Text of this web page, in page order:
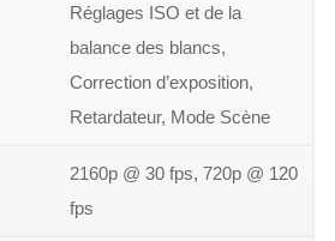
Réglages ISO et de la
balance des blancs,
Correction d’exposition,
Retardateur, Mode Scène
2160p @ 30 fps, 720p @ 120
fps